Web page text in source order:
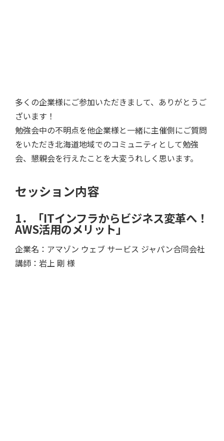
多くの企業様にご参加いただきまして、ありがとうご
ざいます！
勉強会中の不明点を他企業様と一緒に主催側にご質問
をいただき北海道地域でのコミュニティとして勉強
会、懇親会を行えたことを大変うれしく思います。
セッション内容
1．「ITインフラからビジネス変革へ！
AWS活用のメリット」
企業名：アマゾン ウェブ サービス ジャパン合同会社
講師：岩上 剛 様